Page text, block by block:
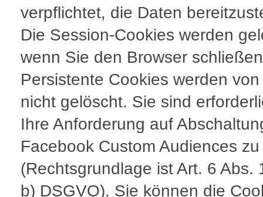
verpflichtet, die Daten
Die Session-Cookies werden
wenn Sie den Browser
Persistente Cookies werden
nicht gelöscht. Sie sind
Ihre Anforderung auf
Facebook Custom Audiences
(Rechtsgrundlage ist Art. 6 Abs.
b) DSGVO). Sie können die